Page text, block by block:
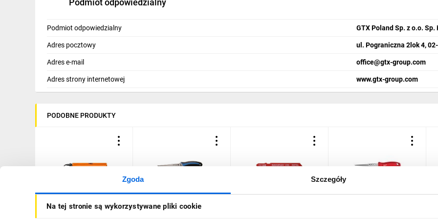
Zgoda Szczegóły
Na tej stronie są wykorzystywane pliki cookie
Podmiot odpowiedzialny
Podmiot odpowiedzialny GTX Poland Sp. z o.o. Sp.
Adres pocztowy ul. Pograniczna 2lok 4,
Adres e-mail office@gtx-group.com
Adres strony internetowej www.gtx-group.com
PODOBNE PRODUKTY
Gratownik do rur 02-066
Piła do płyt G-K, ostrze
długości 150mm